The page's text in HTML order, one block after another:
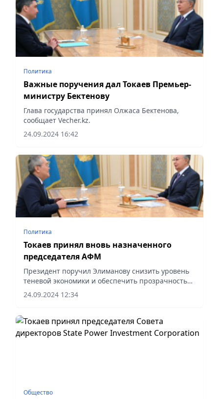
Политика
Важные поручения дал Токаев Премьер-
министру Бектенову
Глава государства принял Олжаса Бектенова,
сообщает Vecher.kz.
24.09.2024 16:42
Политика
Токаев принял вновь назначенного
председателя АФМ
Президент поручил Элиманову снизить уровень
теневой экономики и обеспечить прозрачность
финансовой сферы
24.09.2024 12:34
Общество